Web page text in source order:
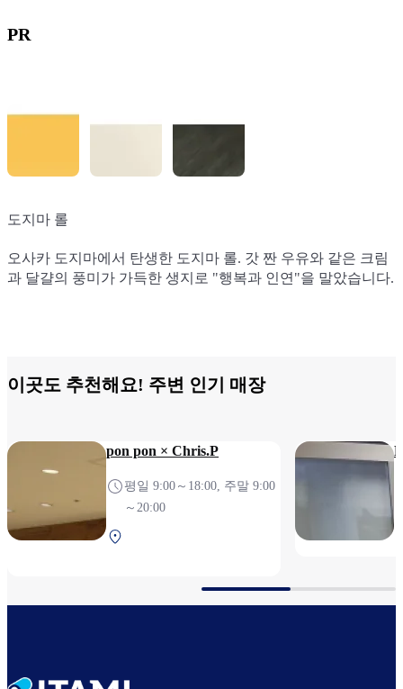
PR
도지마 롤
오사카 도지마에서 탄생한 도지마 롤. 갓 짠 우유와 같은 크림
과 달걀의 풍미가 가득한 생지로 "행복과 인연"을 말았습니다.
도지마 브랜 롤
＜공항한정 상품＞ "도지마 롤"의 크림과 벨기에 칼리바우트
사의 화이트 초콜릿을 브랜딩하여 달걀의 풍미가 가득한 촉촉
도지마 카스텔라
도지마 본고장의 식재료 "쌀가루"와 "도지마 롤"의 크림을 섞
고 아카시아 벌꿀을 넣어서 촉촉하게 구워낸 카스텔라. 부드러
이곳도 추천해요! 주변 인기 매장
pon pon × Chris.P
평일 9:00～18:00, 주말 9:00
～20:00